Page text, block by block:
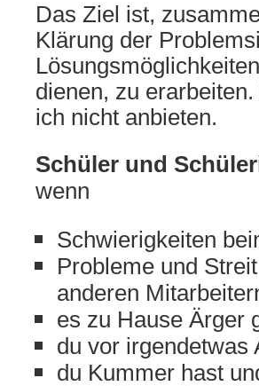
Das Ziel ist,
Klärung der
dienen, zu
ich nicht anbieten.
Schüler und
wenn
Schwierigkeiten
Probleme und
anderen
es zu Hause Ärger
du vor irgendetwas
du Kummer hast